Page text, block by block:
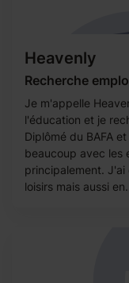
Heavenly
Recherche
Je m'appelle
l'éducation et je
Diplômé du BAFA
beaucoup avec les
principalement.
loisirs mais aussi